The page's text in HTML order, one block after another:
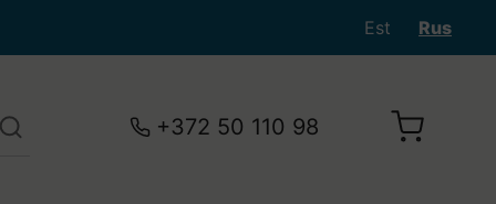
Est Rus
+372 50 110 98